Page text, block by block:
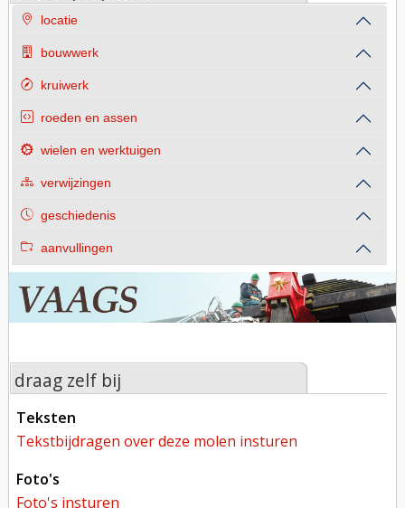
locatie
bouwwerk
kruiwerk
roeden en assen
wielen en werktuigen
verwijzingen
geschiedenis
aanvullingen
draag zelf bij
teksten
tekstbijdragen over deze molen insturen
foto's
foto's insturen